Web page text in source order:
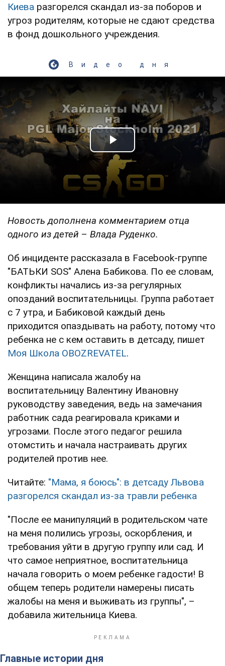
Киева разгорелся скандал из-за поборов и
угроз родителям, которые не сдают средства
в фонд дошкольного учреждения.
Видео дня
Play Video
Новость дополнена комментарием отца
одного из детей – Влада Руденко.
Об инциденте рассказала в Facebook-группе
"БАТЬКИ SOS" Алена Бабикова. По ее словам,
конфликты начались из-за регулярных
опозданий воспитательницы. Группа работает
с 7 утра, и Бабиковой каждый день
приходится опаздывать на работу, потому что
ребенка не с кем оставить в детсаду, пишет
Моя Школа OBOZREVATEL.
Женщина написала жалобу на
воспитательницу Валентину Ивановну
руководству заведения, ведь на замечания
работник сада реагировала криками и
угрозами. После этого педагог решила
отомстить и начала настраивать других
родителей против нее.
Читайте: "Мама, я боюсь": в детсаду Львова
разгорелся скандал из-за травли ребенка
"После ее манипуляций в родительском чате
на меня полились угрозы, оскорбления, и
требования уйти в другую группу или сад. И
что самое неприятное, воспитательница
начала говорить о моем ребенке гадости! В
общем теперь родители намерены писать
жалобы на меня и выживать из группы", –
добавила жительница Киева.
Главные истории дня